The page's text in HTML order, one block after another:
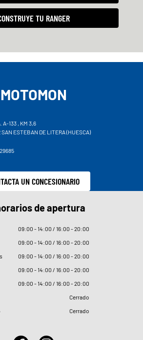
TU RANGER
MOTOMON
A-133 , KM 3,6
SAN ESTEBAN DE LITERA (HUESCA)
UN CONCESIONARIO
de apertura
09:00 - 14:00 / 16:00 - 20:00
09:00 - 14:00 / 16:00 - 20:00
09:00 - 14:00 / 16:00 - 20:00
09:00 - 14:00 / 16:00 - 20:00
09:00 - 14:00 / 16:00 - 20:00
Cerrado
Cerrado